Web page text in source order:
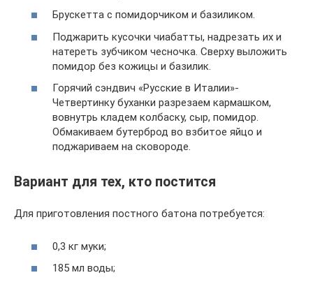
Брускетта с помидорчиком и базиликом.
Поджарить кусочки чиабатты, надрезать их и
натереть зубчиком чесночка. Сверху выложить
помидор без кожицы и базилик.
Горячий сэндвич «Русские в Италии»-
Четвертинку буханки разрезаем кармашком,
вовнутрь кладем колбаску, сыр, помидор.
Обмакиваем бутерброд во взбитое яйцо и
поджариваем на сковороде.
Вариант для тех, кто постится
Для приготовления постного батона потребуется:
0,3 кг муки;
185 мл воды;